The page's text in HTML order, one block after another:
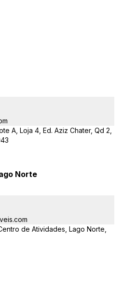
A, Loja 4, Ed. Aziz Chater, Qd 2,
Norte
de Atividades, Lago Norte,